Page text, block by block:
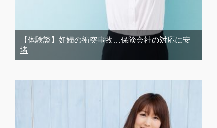
【体験談】妊婦の衝突事故…保険会社の対応に安
堵